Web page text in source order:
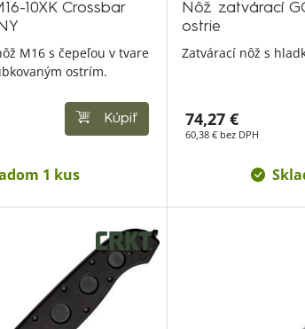
10XK Crossbar
M16 s čepeľou v tvare
ostrím.
Kúpiť
1 kus
Nôž zatvárací
ostrie
Zatvárací nôž s
74,27 €
60,38 € bez DPH